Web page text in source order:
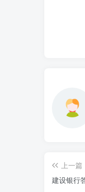
上一篇
建设银行